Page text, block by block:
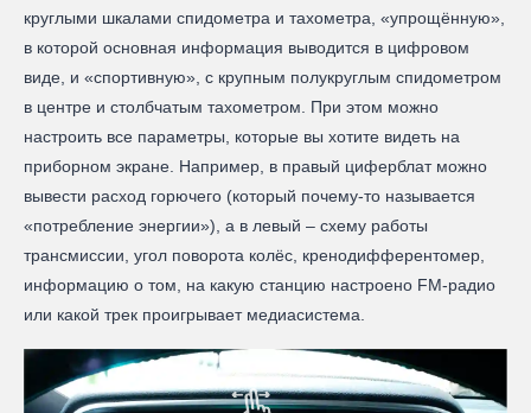
круглыми шкалами спидометра и тахометра, «упрощённую»,
в которой основная информация выводится в цифровом
виде, и «спортивную», с крупным полукруглым спидометром
в центре и столбчатым тахометром. При этом можно
настроить все параметры, которые вы хотите видеть на
приборном экране. Например, в правый циферблат можно
вывести расход горючего (который почему-то называется
«потребление энергии»), а в левый – схему работы
трансмиссии, угол поворота колёс, кренодифферентомер,
информацию о том, на какую станцию настроено FM-радио
или какой трек проигрывает медиасистема.